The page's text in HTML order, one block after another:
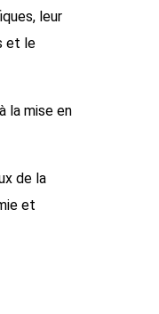
leur
et le
la mise en
de la
et